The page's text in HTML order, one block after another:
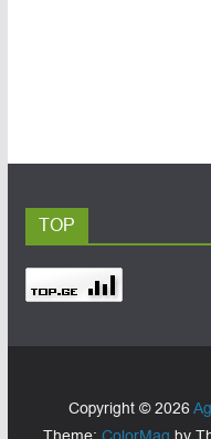
TOP
Copyright © 2026